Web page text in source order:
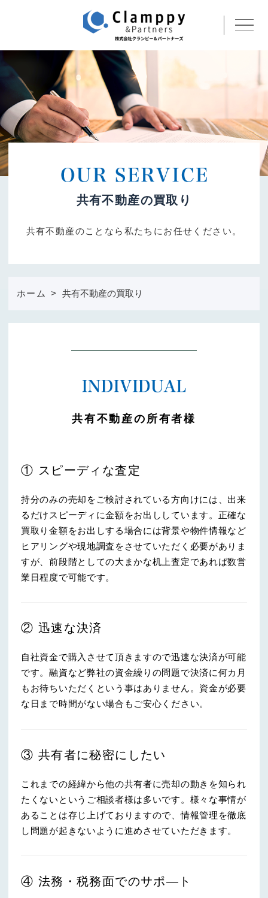
会社概要
共有不動産の買取り
お問い合わせ
共有不動産の買取り
共有不動産のことなら私たちにお任せください。
ホーム 共有不動産の買取り
共有不動産の所有者様
① スピーディな査定
持分のみの売却をご検討されている方向けには、出来
るだけスピーディに金額をお出ししています。正確な
買取り金額をお出しする場合には背景や物件情報など
ヒアリングや現地調査をさせていただく必要がありま
すが、前段階としての大まかな机上査定であれば数営
業日程度で可能です。
② 迅速な決済
自社資金で購入させて頂きますので迅速な決済が可能
です。融資など弊社の資金繰りの問題で決済に何カ月
もお待ちいただくという事はありません。資金が必要
な日まで時間がない場合もご安心ください。
③ 共有者に秘密にしたい
これまでの経緯から他の共有者に売却の動きを知られ
たくないというご相談者様は多いです。様々な事情が
あることは存じ上げておりますので、情報管理を徹底
し問題が起きないように進めさせていただきます。
④ 法務・税務面でのサポ―ト